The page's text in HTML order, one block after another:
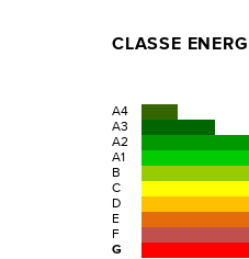
CLASSE
A4
A3
A2
A1
B
C
D
E
F
G